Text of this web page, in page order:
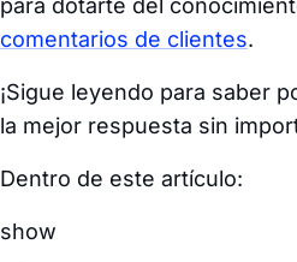
para dotarte del
comentarios de clientes.
¡Sigue leyendo para saber
la mejor respuesta sin
Dentro de este artículo:
show